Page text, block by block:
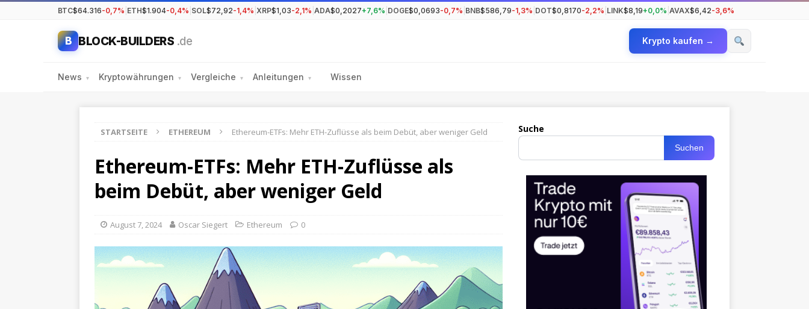
BTC$64.316-0,7% ETH$1.904-0,4% SOL$72,92-1,4% XRP$1,03-2,1% ADA$0,2027+7,6% DOGE$0,0693-0,7% BNB$586,79-1,3% DOT$0,8170-2,2% LINK$8,19+0,0% AVAX$6,42-3,6%
B BLOCK-BUILDERS .de Krypto kaufen →
News ▾ Kryptowährungen ▾ Vergleiche ▾ Anleitungen ▾ Wissen
STARTSEITE ETHEREUM Ethereum-ETFs: Mehr ETH-Zuflüsse als beim Debüt, aber weniger Geld
Ethereum-ETFs: Mehr ETH-Zuflüsse als
beim Debüt, aber weniger Geld
August 7, 2024 Oscar Siegert Ethereum 0
Suche
Suchen